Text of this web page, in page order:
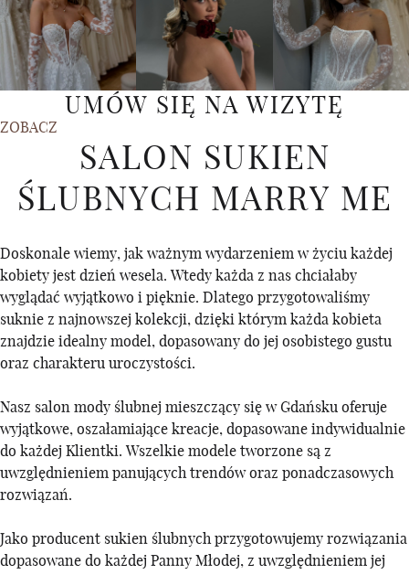
UMÓW SIĘ NA WIZYTĘ
ZOBACZ
SALON SUKIEN
ŚLUBNYCH MARRY ME
Doskonale wiemy, jak ważnym wydarzeniem w życiu każdej
kobiety jest dzień wesela. Wtedy każda z nas chciałaby
wyglądać wyjątkowo i pięknie. Dlatego przygotowaliśmy
suknie z najnowszej kolekcji, dzięki którym każda kobieta
znajdzie idealny model, dopasowany do jej osobistego gustu
oraz charakteru uroczystości.
Nasz salon mody ślubnej mieszczący się w Gdańsku oferuje
wyjątkowe, oszałamiające kreacje, dopasowane indywidualnie
do każdej Klientki. Wszelkie modele tworzone są z
uwzględnieniem panujących trendów oraz ponadczasowych
rozwiązań.
Jako producent sukien ślubnych przygotowujemy rozwiązania
dopasowane do każdej Panny Młodej, z uwzględnieniem jej